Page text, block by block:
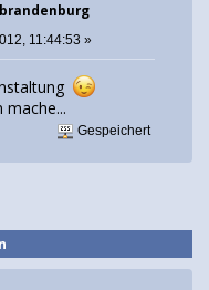
11:44:53 »
mache...
Gespeichert